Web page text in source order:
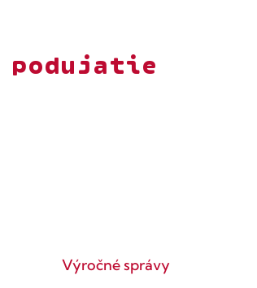
Výročné správy